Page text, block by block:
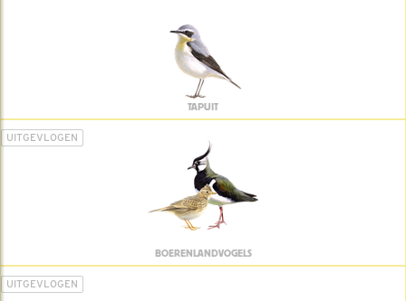
TAPUIT
UITGEVLOGEN
BOERENLANDVOGELS
UITGEVLOGEN